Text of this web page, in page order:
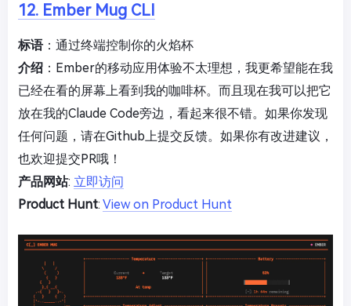
12. Ember Mug CLI
标语：通过终端控制你的火焰杯
介绍 ：Ember的移动应用体验不太理想，我更希望能在我
已经在看的屏幕上看到我的咖啡杯。而且现在我可以把它
放在我的Claude Code旁边，看起来很不错。如果你发现
任何问题，请在Github上提交反馈。如果你有改进建议，
也欢迎提交PR哦！
产品网站: 立即访问
Product Hunt: View on Product Hunt